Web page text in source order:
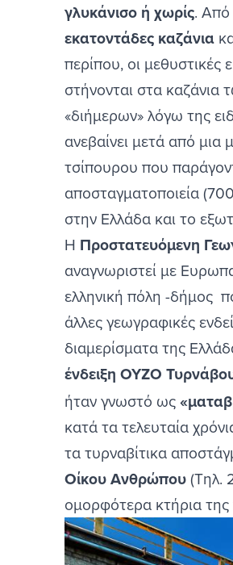
γλυκάνισο ή χωρίς. Από
εκατοντάδες καζάνια
περίπου, οι
στήνονται στα καζάνια
«διήμερων» λόγω της
ανεβαίνει μετά από μια
τσίπουρου που
αποσταγματοποιεία
στην Ελλάδα και το
Η Προστατευόμενη
αναγνωριστεί με
ελληνική πόλη -δήμος
άλλες γεωγραφικές
διαμερίσματα της
ένδειξη ΟΥΖΟ
ήταν γνωστό ως
κατά τα τελευταία
τα τυρναβίτικα
Οίκου Ανθρώπου(Τηλ.
ομορφότερα κτήρια της
Image